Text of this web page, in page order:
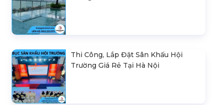
Thi Công, Lắp Đặt Sân Khấu Hội
Trường Giá Rẻ Tại Hà Nội